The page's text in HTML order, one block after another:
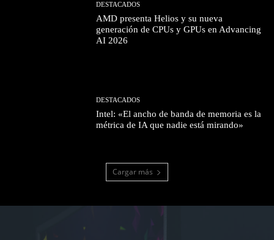
DESTACADOS
AMD presenta Helios y su nueva
generación de CPUs y GPUs en Advancing
AI 2026
DESTACADOS
Intel: «El ancho de banda de memoria es la
métrica de IA que nadie está mirando»
Cargar más